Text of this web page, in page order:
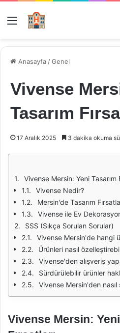
Menü
Anasayfa /Genel
Vivense
Tasarım
17 Aralık 2025 3 dakika okuma
Vivense Mersin: Yeni Tasarım
Vivense Nedir?
Mersin'de Tasarım
Vivense ile Ev
SSS (Sıkça Sorulan Sorular)
Vivense Mersin'de hangi
Ürünleri nasıl
Vivense'den alışveriş
Sürdürülebilir ürünler
Vivense Mersin'den
Vivense Mersin: Yeni